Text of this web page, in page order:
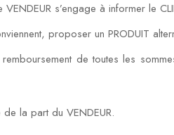
s’engage à informer le
proposer un PRODUIT
de toutes les
la part du VENDEUR.